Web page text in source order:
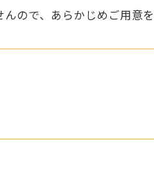
ので、あらかじめご用意を